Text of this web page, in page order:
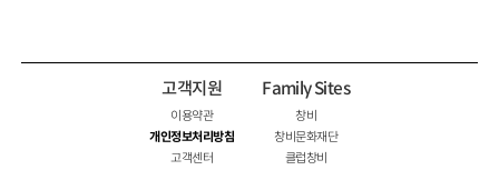
고객지원
이용약관
개인정보처리방침
고객센터
Family Sites
창비
창비문화재단
클럽창비